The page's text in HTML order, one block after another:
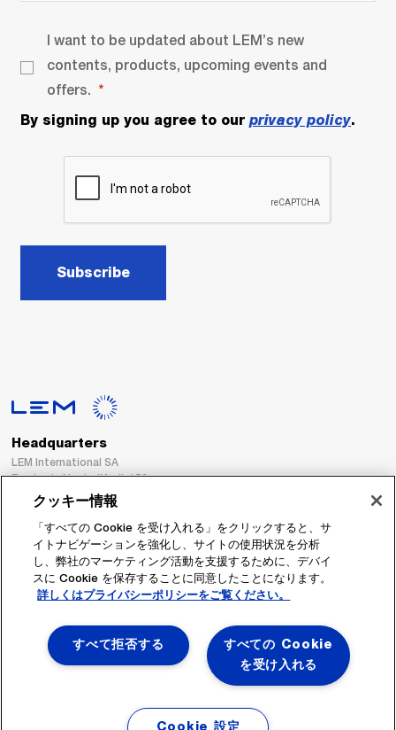
I want to be updated about LEM’s new
contents, products, upcoming events and
offers.
By signing up you agree to our privacy policy.
Subscribe
Headquarters
LEM International SA
Route du Nant-d’Avril, 152
1217 Meyrin
Switzerland
Tel. :
+41 22 706 11 11
Fax : +41 22 794 94 78
フォローする
クッキー情報
「すべての Cookie を受け入れる」をクリックすると、サ
イトナビゲーションを強化し、サイトの使用状況を分析
し、弊社のマーケティング活動を支援するために、デバイ
スに Cookie を保存することに同意したことになります。
詳しくはプライバシーポリシーをご覧ください。
すべての Cookie
を受け入れる
すべて拒否する
Cookie 設定